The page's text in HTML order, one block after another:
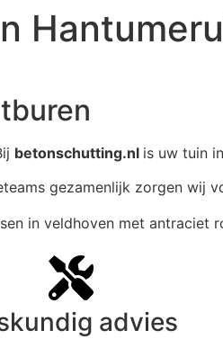
betonschutting.nl is uw tuin
gezamenlijk zorgen wij
advies